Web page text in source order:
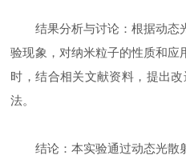
结果分析与讨论：根据动态
验现象，对纳米粒子的性质和应
时，结合相关文献资料，提出
法。
结论：本实验通过动态光散